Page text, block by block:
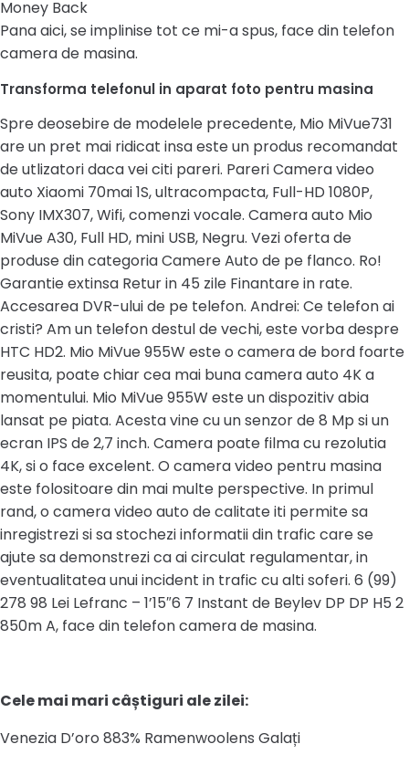
Money Back
Pana aici, se implinise tot ce mi-a spus, face din telefon
camera de masina.
Transforma telefonul in aparat foto pentru masina
Spre deosebire de modelele precedente, Mio MiVue731
are un pret mai ridicat insa este un produs recomandat
de utlizatori daca vei citi pareri. Pareri Camera video
auto Xiaomi 70mai 1S, ultracompacta, Full-HD 1080P,
Sony IMX307, Wifi, comenzi vocale. Camera auto Mio
MiVue A30, Full HD, mini USB, Negru. Vezi oferta de
produse din categoria Camere Auto de pe flanco. Ro!
Garantie extinsa Retur in 45 zile Finantare in rate.
Accesarea DVR-ului de pe telefon. Andrei: Ce telefon ai
cristi? Am un telefon destul de vechi, este vorba despre
HTC HD2. Mio MiVue 955W este o camera de bord foarte
reusita, poate chiar cea mai buna camera auto 4K a
momentului. Mio MiVue 955W este un dispozitiv abia
lansat pe piata. Acesta vine cu un senzor de 8 Mp si un
ecran IPS de 2,7 inch. Camera poate filma cu rezolutia
4K, si o face excelent. O camera video pentru masina
este folositoare din mai multe perspective. In primul
rand, o camera video auto de calitate iti permite sa
inregistrezi si sa stochezi informatii din trafic care se
ajute sa demonstrezi ca ai circulat regulamentar, in
eventualitatea unui incident in trafic cu alti soferi. 6 (99)
278 98 Lei Lefranc – 1’15″6 7 Instant de Beylev DP DP H5 2
850m A, face din telefon camera de masina.
Cele mai mari câștiguri ale zilei:
Venezia D’oro 883% Ramenwoolens Galați